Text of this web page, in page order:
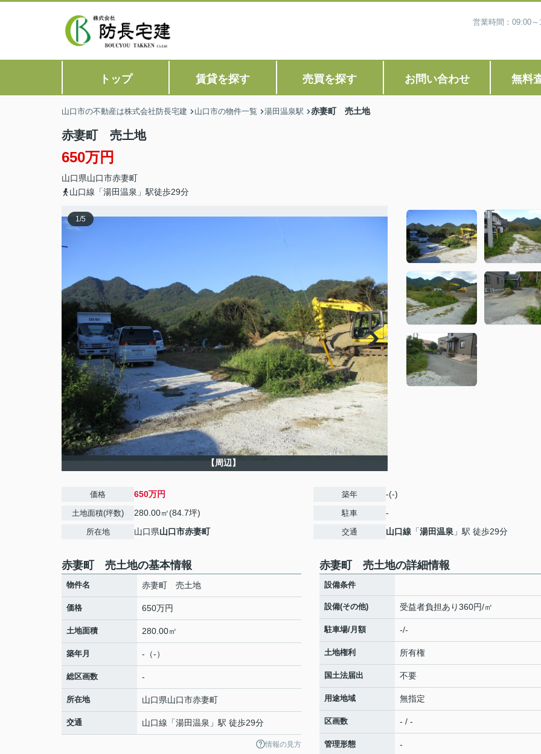
営業時間：09:00
トップ 賃貸を探す 売買を探す お問い合わせ 無料
山口市の不動産は株式会社防長宅建 山口市の物件一覧 湯田温泉駅 赤妻町 売土地
赤妻町 売土地
650万円
山口県山口市赤妻町
山口線「湯田温泉」駅徒歩29分
1/5
【周辺】
価格 650万円
土地面積(坪数) 280.00㎡(84.7坪)
所在地 山口県山口市赤妻町
築年 -(-)
駐車 -
交通 山口線 「湯田温泉 」駅 徒歩29分
赤妻町 売土地の基本情報
物件名 赤妻町 売土地
価格 650万円
土地面積 280.00㎡
築年月 -（-）
総区画数 -
所在地 山口県山口市赤妻町
交通 山口線 「湯田温泉 」駅 徒歩29分
情報の見方
赤妻町 売土地の詳細情報
設備条件
設備(その他) 受益者負担あり360円/㎡
駐車場/月額 -/-
土地権利 所有権
国土法届出 不要
用途地域 無指定
区画数 - / -
管理形態 -